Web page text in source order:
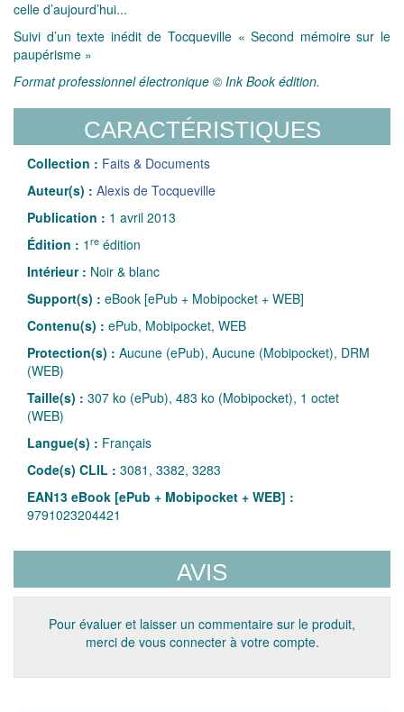
celle d’aujourd’hui...
Suivi d’un texte inédit de Tocqueville « Second mémoire sur le
paupérisme »
Format professionnel électronique © Ink Book édition.
CARACTÉRISTIQUES
Collection : Faits & Documents
Auteur(s) : Alexis de Tocqueville
Publication : 1 avril 2013
Édition : 1 re édition
Intérieur : Noir & blanc
Support(s) : eBook [ePub + Mobipocket + WEB]
Contenu(s) : ePub, Mobipocket, WEB
Protection(s) : Aucune (ePub), Aucune (Mobipocket), DRM
(WEB)
Taille(s) : 307 ko (ePub), 483 ko (Mobipocket), 1 octet
(WEB)
Langue(s) : Français
Code(s) CLIL : 3081, 3382, 3283
EAN13 eBook [ePub + Mobipocket + WEB] :
9791023204421
AVIS
Pour évaluer et laisser un commentaire sur le produit,
merci de vous connecter à votre compte.